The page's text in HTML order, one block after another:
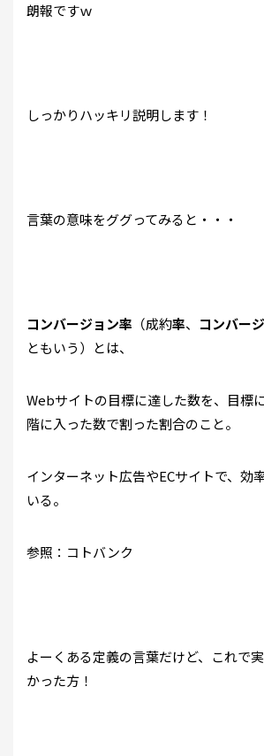
朗報ですｗ
しっかりハッキリ説明します！
言葉の意味をググってみると・・・
コンバージョン率 （成約率、 コンバー
ともいう）とは、
Webサイトの目標に達した数を、目標
階に入った数で割った割合のこと。
インターネット広告やECサイトで、効
いる。
参照：コトバンク
よーくある定義の言葉だけど、これで
かった方！